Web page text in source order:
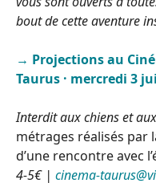
bout de cette aventure
→ Projections au
Taurus · mercredi 3
Interdit aux chiens et
métrages réalisés par
d’une rencontre avec
4-5€ | cinema-